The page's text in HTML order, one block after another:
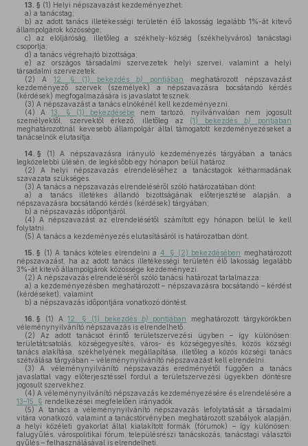
13. § (1) Helyi népszavazást kezdeményezhet:
a) a tanácstag;
b) az adott tanács illetékességi területén élő lakosság legalább 1%-át kitevő
állampolgárok közössége;
c) az elöljáróság, illetőleg a székhely-község (székhelyváros) tanácstagi
csoportja;
d) a tanács végrehajtó bizottsága;
e) az országos társadalmi szervezetek helyi szervei, valamint a helyi
társadalmi szervezetek.
(2) A 12. § (1) bekezdés b) pontjában meghatározott népszavazást
kezdeményező szervek (személyek) a népszavazásra bocsátandó kérdés
(kérdések) megfogalmazására is javaslatot tesznek.
(3) A népszavazást a tanács elnökénél kell kezdeményezni.
(4) A13. § (1) bekezdésébe nem tartozó, nyilvánvalóan nem jogosult
személyektől, szervektől érkező, illetőleg az (1) bekezdésb) pontjában
meghatározottnál kevesebb állampolgár által támogatott kezdeményezéseket a
tanácselnök elutasítja.
14. § (1) A népszavazásra irányuló kezdeményezés tárgyában a tanács
legközelebbi ülésén, de legkésőbb egy hónapon belül határoz.
(2) A helyi népszavazás elrendeléséhez a tanácstagok kétharmadának
szavazata szükséges.
(3) A tanács a népszavazás elrendeléséről szóló határozatában dönt:
a) a tanács illetékes állandó bizottságának előterjesztése alapján, a
népszavazásra bocsátandó kérdés (kérdések) tárgyában;
b) a népszavazás időpontjáról.
(4) A népszavazást az elrendelésétől számított egy hónapon belül le kell
folytatni.
(5) A tanács a kezdeményezés elutasításáról is határozatban dönt.
15. § (1) A tanács köteles elrendelni a 4. § (2) bekezdésében meghatározott
népszavazást, ha az adott tanács illetékességi területén élő lakosság legalább
3%-át kitevő állampolgárok közössége kezdeményezi.
(2) A népszavazás elrendeléséről szóló tanácsi határozat tartalmazza:
a) a kezdeményezésben meghatározott – népszavazásra bocsátandó – kérdést
(kérdéseket), valamint
b) a népszavazás időpontjára vonatkozó döntést.
16. § (1) A12. § (1) bekezdés b) pontjában
meghatározott tárgykörökben
véleménynyilvánító népszavazás is elrendelhető.
(2) Az adott tanácsot érintő területszervezési ügyben – így különösen:
területátcsatolás, községegyesítés, város- és községegyesítés, közös községi
tanács alakítása, székhelyének megállapítása, illetőleg a közös községi tanács
szétválása tárgyában – véleménynyilvánító népszavazást kell elrendelni.
(3) A véleménynyilvánító népszavazás eredményétől függően a tanács
javaslattal vagy előterjesztéssel fordul a területszervezési ügyekben döntésre
jogosult szervekhez.
(4) A véleménynyilvánító népszavazás kezdeményezésére és elrendelésére a
13–15. § rendelkezései megfelelően irányadók.
(5) A tanács a véleménynyilvánító népszavazás lefolytatását a társadalmi
vitára vonatkozó, valamint a tanácstörvényben meghatározott szabályok alapján,
a helyi közéleti gyakorlat által kialakított formák (fórumok) – így különösen:
falugyűlés, várospolitikai fórum, településrészi tanácskozás, tanácstagi választói
gyűlés – felhasználásával is elrendelheti.